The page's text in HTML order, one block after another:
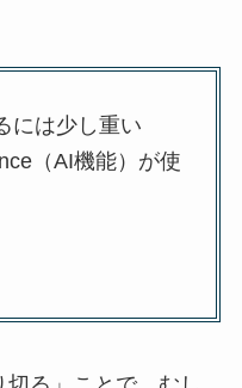
には少し重い
（AI機能）が使